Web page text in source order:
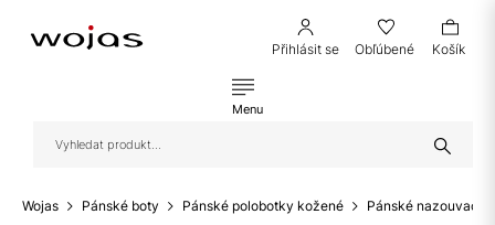
Přihlásit se Obľúbené Košík
Menu
Wojas Pánské boty Pánské polobotky kožené Pánské nazouvací